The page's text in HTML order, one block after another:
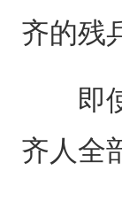
齐的残
即使
齐人全